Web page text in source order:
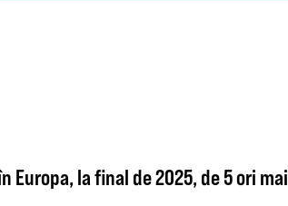
Europa, la final de 2025, de 5 ori mai